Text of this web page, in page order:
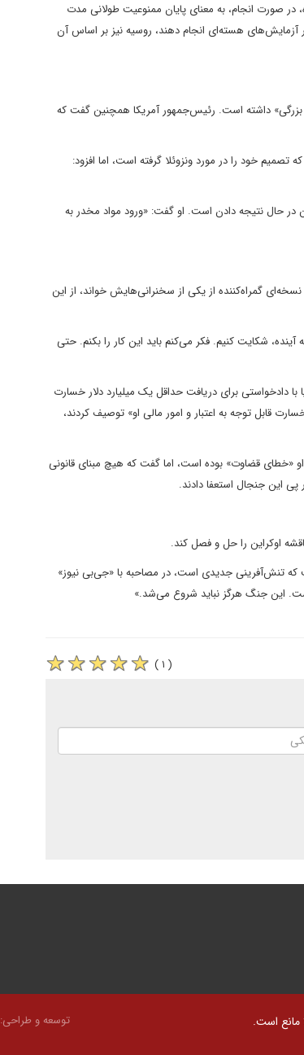
صورت انجام، به معنای پایان ممنوعیت طولانی مدت
آزمایش‌های هسته‌ای انجام دهند، روسیه نیز بر اساس آن
بزرگی» داشته است. رئیس‌جمهور آمریکا همچنین گفت که
خود را در مورد ونزوئلا گرفته است، اما افزود:
در حال نتیجه دادن است. او گفت: «ورود مواد مخدر به
گمراه‌کننده از یکی از سخنرانی‌هایش خواند، از این
دلیل خسارتی بین یک تا ۵ میلیارد دلار، احتمالاً هفته آینده، شکایت کنیم. فکر می‌کنم باید این کار را بکنم. حتی
دادخواستی برای دریافت حداقل یک میلیارد دلار خسارت
قابل توجه به اعتبار و امور مالی او» توصیف کردند،
«خطای قضاوت» بوده است، اما گفت که هیچ مبنای قانونی
این جنجال استعفا دادند.
اوکراین را حل و فصل کند.
که تنش‌آفرینی جدیدی است، در مصاحبه با «جی‌بی‌ نیوز»
است. این جنگ هرگز نباید شروع می‌شد.»
( ۱ )
مانع است. توسعه و طراحی: